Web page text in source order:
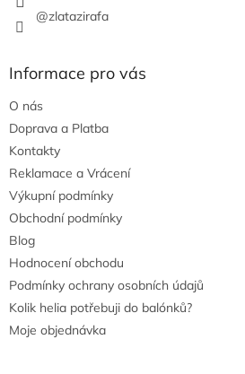
@zlatazirafa
Informace pro vás
O nás
Doprava a Platba
Kontakty
Reklamace a Vrácení
Výkupní podmínky
Obchodní podmínky
Blog
Hodnocení obchodu
Podmínky ochrany osobních údajů
Kolik helia potřebuji do balónků?
Moje objednávka